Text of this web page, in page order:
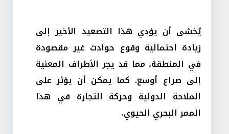
يُخشى أن يؤدي هذا التصعيد الأخير إلى
زيادة احتمالية وقوع حوادث غير مقصودة
في المنطقة، مما قد يجر الأطراف المعنية
إلى صراع أوسع. كما يمكن أن يؤثر على
الملاحة الدولية وحركة التجارة في هذا
الممر البحري الحيوي.